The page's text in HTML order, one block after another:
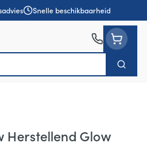
Snelle beschikbaarheid
Zoek
Herstellend Glow